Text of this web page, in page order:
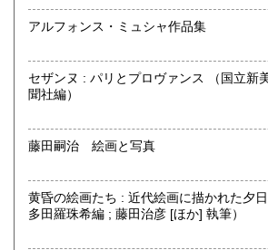
書籍の買取について
まずは電話かメール、ホームページのフ
絡ください。
自然科学、美術工芸、趣味、サブカルチ
山岳・料理・中国美術・書道・美術展カ
アルフォンス・ミュシャ作品集
セザンヌ : パリとプロヴァンス （国立新美術館, 日本経済新
聞社編）
藤田嗣治 絵画と写真
黄昏の絵画たち : 近代絵画に描かれた夕日・夕景 （
多田羅珠希編 ; 藤田治彦 [ほか] 執筆）